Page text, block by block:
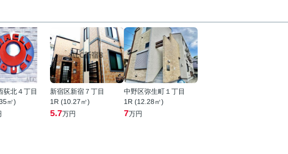
荻北４丁目
㎡)
新宿区新宿７丁目
1R (10.27㎡)
5.7万円
中野区弥生町１丁目
1R (12.28㎡)
7万円